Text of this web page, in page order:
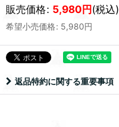
販売価格: 5,980円(税込)
希望小売価格: 5,980円
返品特約に関する重要事項